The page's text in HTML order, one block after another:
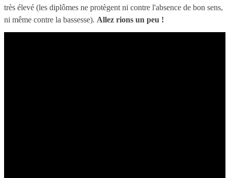
très élevé (les diplômes ne protègent ni contre l'absence de bon sens,
ni même contre la bassesse). Allez rions un peu !